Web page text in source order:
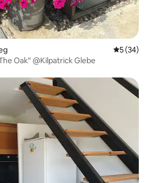
5 av 5 i
5 (34)
Oak" @Kilpatrick Glebe